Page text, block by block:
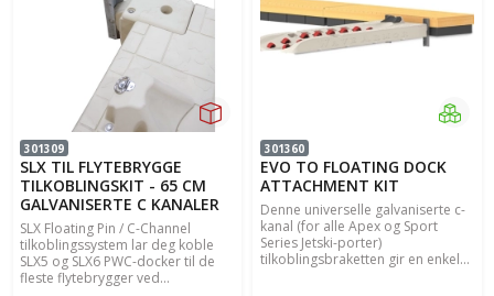
301309
SLX TIL FLYTEBRYGGE
TILKOBLINGSKIT - 65 CM
GALVANISERTE C KANALER
SLX Floating Pin / C-Channel
tilkoblingssystem lar deg koble
SLX5 og SLX6 PWC-docker til de
fleste flytebrygger ved...
301360
EVO TO FLOATING DOCK
ATTACHMENT KIT
Denne universelle galvaniserte c-
kanal (for alle Apex og Sport
Series Jetski-porter)
tilkoblingsbraketten gir en enkel...